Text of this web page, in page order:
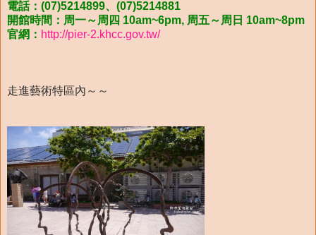
電話：(07)5214899、(07)5214881
開館時間：周一～周四 10am~6pm, 周五～周日 10am~8pm
官網： http://pier-2.khcc.gov.tw/
走進藝術特區內～～